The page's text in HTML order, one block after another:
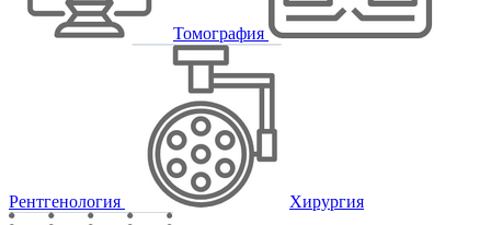
Томография
Рентгенология Хирургия